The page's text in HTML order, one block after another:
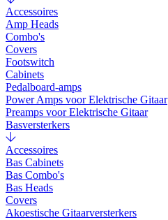
Accessoires
Amp Heads
Combo's
Covers
Footswitch
Cabinets
Pedalboard-amps
Power Amps voor Elektrische Gitaar
Preamps voor Elektrische Gitaar
Basversterkers
Accessoires
Bas Cabinets
Bas Combo's
Bas Heads
Covers
Akoestische Gitaarversterkers